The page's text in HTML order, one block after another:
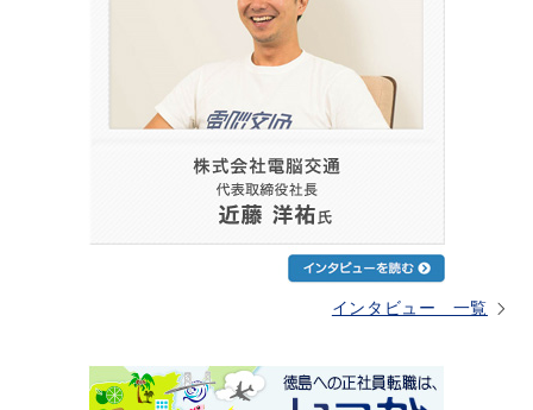
インタビュー 一覧